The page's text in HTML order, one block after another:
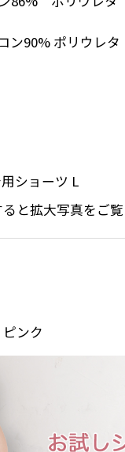
ン90% ポリウレタ
ショーツ L
と拡大写真をご覧
ンク